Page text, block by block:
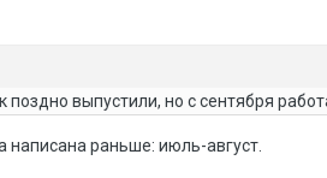
выпустили, но с сентября
написана раньше: июль-август.